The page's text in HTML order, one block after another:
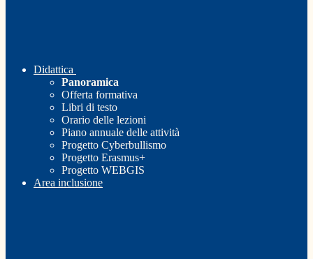
Didattica
Panoramica
Offerta formativa
Libri di testo
Orario delle lezioni
Piano annuale delle attività
Progetto Cyberbullismo
Progetto Erasmus+
Progetto WEBGIS
Area inclusione